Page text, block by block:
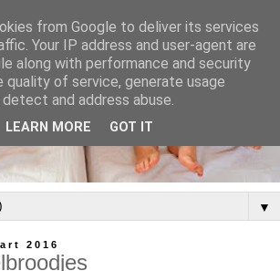
▼
2016
from Google to deliver its services
Your IP address and user-agent are
along with performance and security
quality of service, generate usage
and address abuse.
LEARN MORE GOT IT